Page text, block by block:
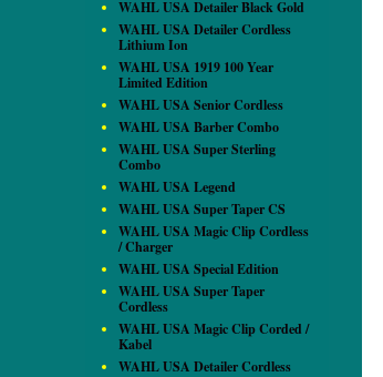
WAHL USA Detailer Black Gold
WAHL USA Detailer Cordless
Lithium Ion
WAHL USA 1919 100 Year
Limited Edition
WAHL USA Senior Cordless
WAHL USA Barber Combo
WAHL USA Super Sterling
Combo
WAHL USA Legend
WAHL USA Super Taper CS
WAHL USA Magic Clip Cordless
/ Charger
WAHL USA Special Edition
WAHL USA Super Taper
Cordless
WAHL USA Magic Clip Corded /
Kabel
WAHL USA Detailer Cordless